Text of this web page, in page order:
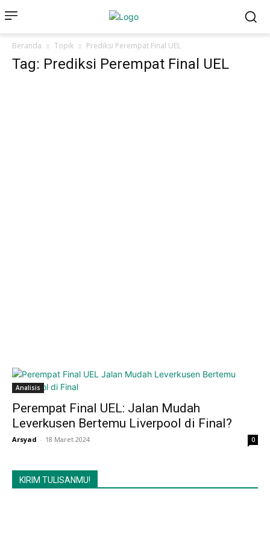
Beranda Topik Prediksi Perempat Final UEL
Tag: Prediksi Perempat Final UEL
Analisis
Perempat Final UEL: Jalan Mudah
Leverkusen Bertemu Liverpool di Final?
Arsyad - 18 Maret 2024 0
KIRIM TULISANMU!